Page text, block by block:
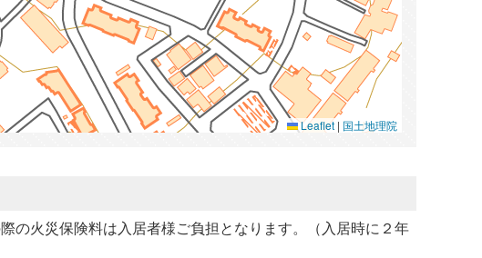
Leaflet | 国土地理院
の火災保険料は入居者様ご負担となります。（入居時に２年